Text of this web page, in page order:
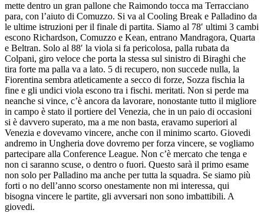
mette dentro un gran pallone che Raimondo tocca ma Terracciano
para, con l’aiuto di Comuzzo. Si va al Cooling Break e Palladino da
le ultime istruzioni per il finale di partita. Siamo al 78′ ultimi 3 cambi
escono Richardson, Comuzzo e Kean, entrano Mandragora, Quarta
e Beltran. Solo al 88′ la viola si fa pericolosa, palla rubata da
Colpani, giro veloce che porta la stessa sul sinistro di Biraghi che
tira forte ma palla va a lato. 5 di recupero, non succede nulla, la
Fiorentina sembra atleticamente a secco di forze, Sozza fischia la
fine e gli undici viola escono tra i fischi. meritati. Non si perde ma
neanche si vince, c’è ancora da lavorare, nonostante tutto il migliore
in campo è stato il portiere del Venezia, che in un paio di occasioni
si è davvero superato, ma a me non basta, eravamo superiori al
Venezia e dovevamo vincere, anche con il minimo scarto. Giovedi
andremo in Ungheria dove dovremo per forza vincere, se vogliamo
partecipare alla Conference League. Non c’è mercato che tenga e
non ci saranno scuse, o dentro o fuori. Questo sarà il primo esame
non solo per Palladino ma anche per tutta la squadra. Se siamo più
forti o no dell’anno scorso onestamente non mi interessa, qui
bisogna vincere le partite, gli avversari non sono imbattibili. A
giovedi.